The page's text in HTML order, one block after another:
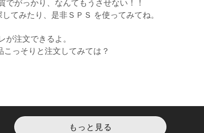
てみたり、是非ＳＰＳ を使ってみてね。
注文できるよ。
っそりと注文してみては？
もっと見る